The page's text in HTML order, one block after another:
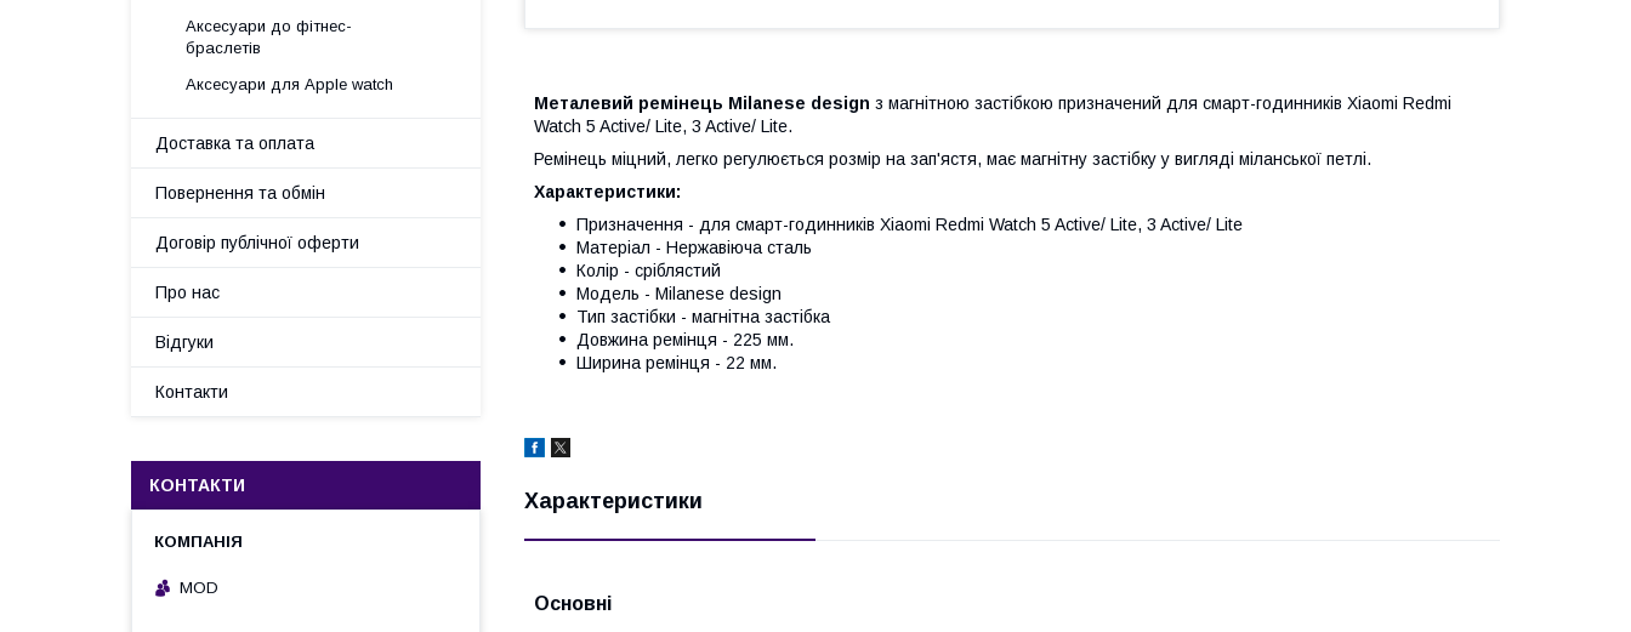
Металевий ремінець Milanese design з магнітною застібкою призначений для смарт-годинників Xiaomi Redmi
Watch 5 Active/ Lite, 3 Active/ Lite.
Ремінець міцний, легко регулюється розмір на зап'ястя, має магнітну застібку у вигляді міланської петлі.
Характеристики:
Призначення - для смарт-годинників Xiaomi Redmi Watch 5 Active/ Lite, 3 Active/ Lite
Матеріал - Нержавіюча сталь
Колір - сріблястий
Модель - Milanese design
Тип застібки - магнітна застібка
Довжина ремінця - 225 мм.
Ширина ремінця - 22 мм.
Характеристики
Основні
Аксесуари до фітнес-
браслетів
Аксесуари для Apple watch
Доставка та оплата
Повернення та обмін
Договір публічної оферти
Про нас
Відгуки
Контакти
КОНТАКТИ
MOD